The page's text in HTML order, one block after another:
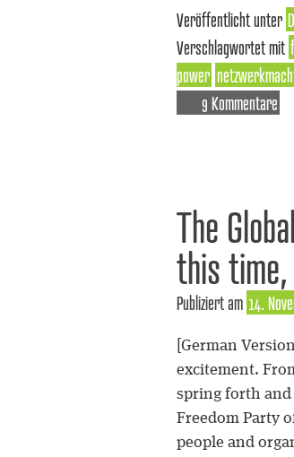
Veröffentlicht unter
Verschlagwortet mit
power
9 Kommentare
The
this
Publiziert am 14.
[German
excitement.
spring forth and
Freedom Party
people and